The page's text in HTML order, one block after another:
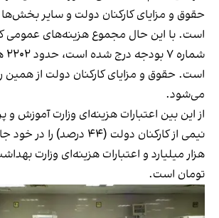
حقوق و مزایای کارکنان دولت و سایر
است. با این حال مجموع هزینه‌های عمومی
است. حقوق و مزایای کارکنان دولت از همین
می‌شود.
از این بین اعتبارات هزینه‌ای وزارت آموزش
تومان است.